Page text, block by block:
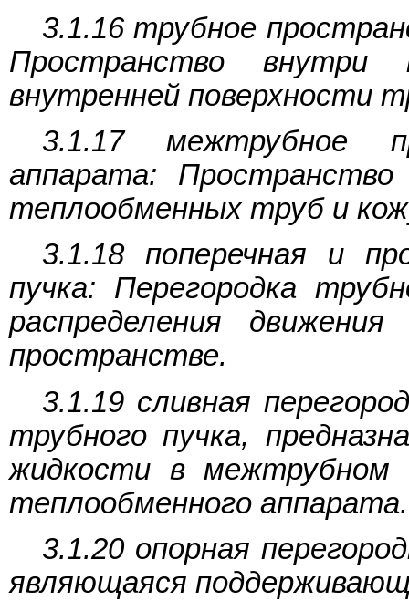
3.1.16 трубное
Пространство внутри
внутренней поверхности
3.1.17 межтрубное
аппарата:
теплообменных труб и
3.1.18 поперечная и
пучка: Перегородка
распределения
пространстве.
3.1.19 сливная
трубного пучка,
жидкости в межтрубном
теплообменного аппарата.
3.1.20 опорная
являющаяся